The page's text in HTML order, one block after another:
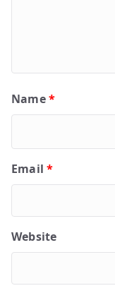
Name*
Email*
Website